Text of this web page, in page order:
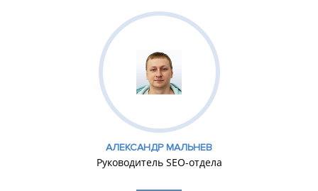
АЛЕКСАНДР МАЛЬНЕВ
Руководитель SEO-отдела